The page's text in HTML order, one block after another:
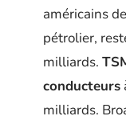
américains
pétrolier,
milliards.
conducteurs
milliards.